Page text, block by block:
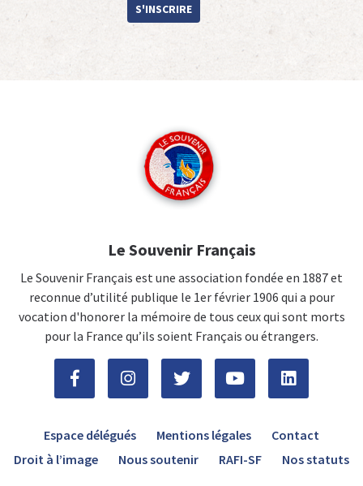
S'INSCRIRE
Le Souvenir Français
Le Souvenir Français est une association fondée en 1887 et
reconnue d’utilité publique le 1er février 1906 qui a pour
vocation d'honorer la mémoire de tous ceux qui sont morts
pour la France qu’ils soient Français ou étrangers.
Espace délégués Mentions légales
Contact
Droit à l’image
Nous soutenir RAFI-SF Nos statuts